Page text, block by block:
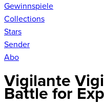
Gewinnspiele
Collections
Stars
Sender
Abo
Vigilante
Battle for